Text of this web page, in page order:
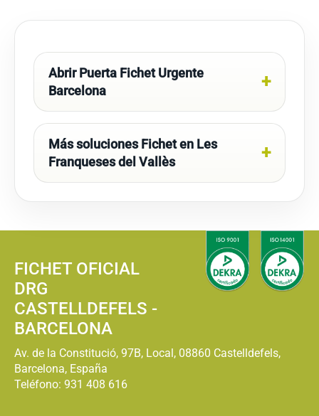
Abrir Puerta Fichet Urgente
Barcelona
Más soluciones Fichet en Les
Franqueses del Vallès
FICHET OFICIAL
DRG
CASTELLDEFELS -
BARCELONA
Av. de la Constitució, 97B, Local, 08860 Castelldefels,
Barcelona, España
Teléfono: 931 408 616